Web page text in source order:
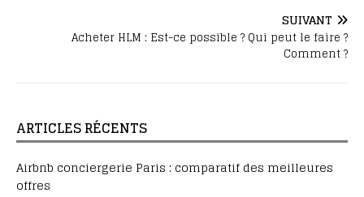
SUIVANT
Acheter HLM : Est-ce possible ? Qui peut le faire ?
Comment ?
ARTICLES RÉCENTS
Airbnb conciergerie Paris : comparatif des meilleures
offres